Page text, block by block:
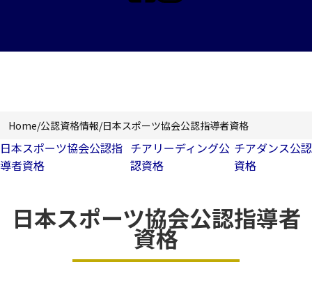
Home/公認資格情報/日本スポーツ協会公認指導者資格
日本スポーツ協会公認指
導者資格
チアリーディング公
認資格
チアダンス公認
資格
日本スポーツ協会公認指導者
資格